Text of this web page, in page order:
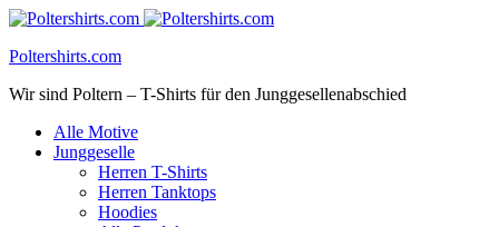
Poltershirts.com
Wir sind Poltern – T-Shirts für den Junggesellenabschied
Alle Motive
Junggeselle
Herren T-Shirts
Herren Tanktops
Hoodies